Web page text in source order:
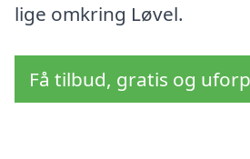
lige omkring Løvel.
Få tilbud, gratis og